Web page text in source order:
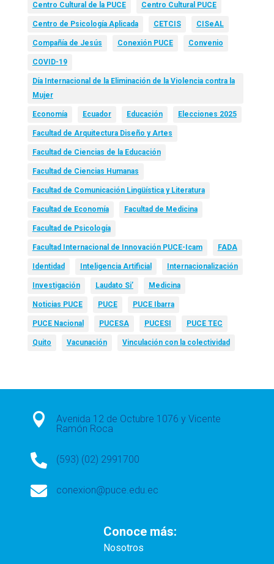
Centro Cultural de la PUCE Centro Cultural PUCE
Centro de Psicología Aplicada CETCIS CISeAL
Compañía de Jesús Conexión PUCE Convenio
COVID-19
Día Internacional de la Eliminación de la Violencia contra la
Mujer
Economía Ecuador Educación Elecciones 2025
Facultad de Arquitectura Diseño y Artes
Facultad de Ciencias de la Educación
Facultad de Ciencias Humanas
Facultad de Comunicación Lingüística y Literatura
Facultad de Economía Facultad de Medicina
Facultad de Psicología
Facultad Internacional de Innovación PUCE-Icam FADA
Identidad Inteligencia Artificial Internacionalización
Investigación Laudato Si’ Medicina
Noticias PUCE PUCE PUCE Ibarra
PUCE Nacional PUCESA PUCESI PUCE TEC
Quito Vacunación Vinculación con la colectividad

Avenida 12 de Octubre 1076 y Vicente
Ramón Roca
 (593) (02) 2991700
 conexion@puce.edu.ec
Conoce más:
Nosotros